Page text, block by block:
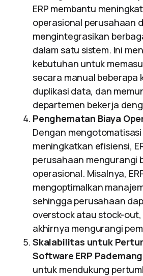
ERP membantu
operasional perusahaan
mengintegrasikan
dalam satu sistem. Ini
kebutuhan untuk
secara manual beberapa
duplikasi data, dan
departemen bekerja
Penghematan Biaya
Dengan
meningkatkan efisiensi,
perusahaan mengurangi
operasional. Misalnya,
mengoptimalkan
sehingga perusahaan
overstock atau stock-
akhirnya mengurangi
Skalabilitas untuk
Software ERP
untuk mendukung